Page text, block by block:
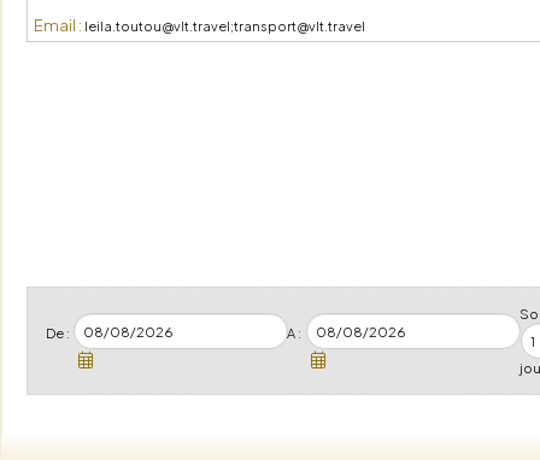
Email : leila.toutou@vlt.travel;transport@vlt.travel
De : A :